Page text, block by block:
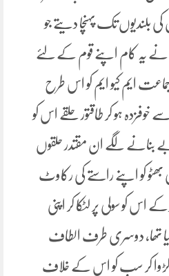
کی بلندیوں تک پہنچا دیتے جو
یہ کام اپنے قوم کے لئے
ایم کیو ایم کو اس طرح
خوفزدہ ہو کر طاقتور حلقے اس کو
بنانے لگے ان مقتدر حلقوں
کو اپنے راستے کی رکاوٹ
اس کو سولی پر لٹکا کر اپنی
تھا، دوسری طرف الطاف
لڑوا کر سب کو اس کے خلاف